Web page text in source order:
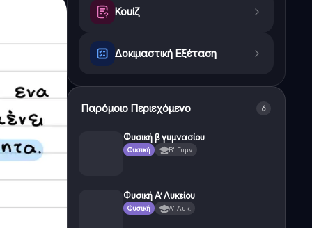
Κουίζ
Δοκιμαστική Εξέταση
Παρόμοιο Περιεχόμενο 6
Φυσική β γυμνασίου
Φυσική Β' Γυμν.
Φυσική Α’ Λυκείου
Φυσική Α' Λυκ.